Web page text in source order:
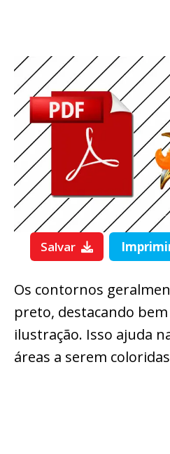
Salvar
Os contornos
preto, destacando
ilustração. Isso ajuda
áreas a serem